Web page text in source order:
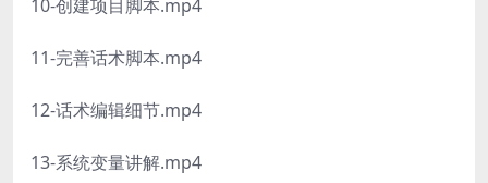
10-创建项目脚本.mp4
11-完善话术脚本.mp4
12-话术编辑细节.mp4
13-系统变量讲解.mp4